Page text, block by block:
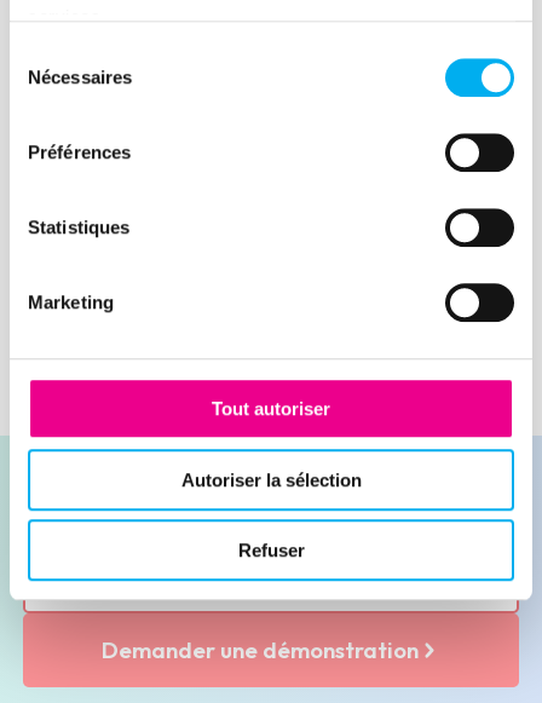
Nécessaires
Préférences
Statistiques
Marketing
Tout autoriser
Autoriser la sélection
Refuser
Ellisphere, zoom avec Yann
Marketing, sur les enjeux à venir pour les
Lire la suite
Contacter nos experts
Demander une démonstration